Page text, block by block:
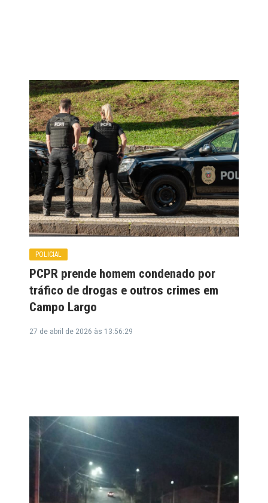
POLICIAL
PCPR prende homem condenado por
tráfico de drogas e outros crimes em
Campo Largo
27 de abril de 2026 às 13:56:29